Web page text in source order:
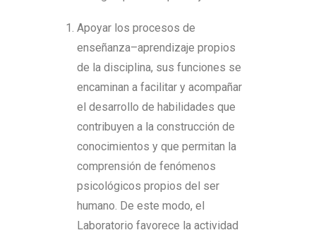
Apoyar los procesos de
enseñanza–aprendizaje propios
de la disciplina, sus funciones se
encaminan a facilitar y acompañar
el desarrollo de habilidades que
contribuyen a la construcción de
conocimientos y que permitan la
comprensión de fenómenos
psicológicos propios del ser
humano. De este modo, el
Laboratorio favorece la actividad